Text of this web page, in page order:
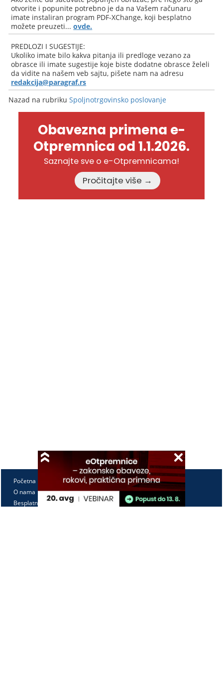
otvorite i popunite potrebno je da na Vašem računaru
imate instaliran program PDF-XChange, koji besplatno
možete preuzeti...ovde.
PREDLOZI I SUGESTIJE:
Ukoliko imate bilo kakva pitanja ili predloge vezano za
obrasce ili imate sugestije koje biste dodatne obrasce želeli
da vidite na našem veb sajtu, pišete nam na adresu
redakcija@paragraf.rs
Nazad na rubrikuSpoljnotrgovinsko poslovanje
Obavezna primena e-
Otpremnica od 1.1.2026.
Saznajte sve o e-Otpremnicama!
Pročitajte više →
Početna
O nama
Besplatno